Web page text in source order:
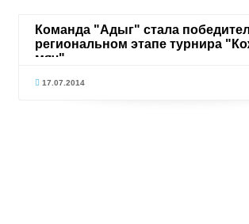
Команда "Адыг" стала
региональном этапе турнира
мяч"
17.07.2014